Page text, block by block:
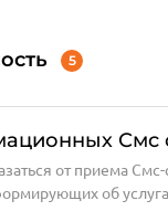
5
Смс
от приема
об